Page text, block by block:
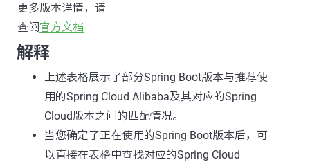
更多版本详情，请
查阅官方文档
解释
上述表格展示了部分Spring Boot版本与推荐使
用的Spring Cloud Alibaba及其对应的Spring
Cloud版本之间的匹配情况。
当您确定了正在使用的Spring Boot版本后，可
以直接在表格中查找对应的Spring Cloud